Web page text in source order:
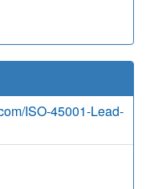
ISO-45001-Lead-